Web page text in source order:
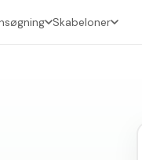
Skabeloner